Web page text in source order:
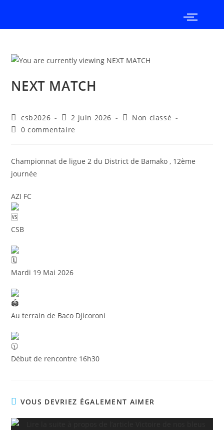
NEXT MATCH
csb2026 2 juin 2026
Non classé
0 commentaire
Championnat de ligue 2 du District de Bamako , 12ème
journée
AZI FC
CSB
Mardi 19 Mai 2026
Au terrain de Baco Djicoroni
Début de rencontre 16h30
VOUS DEVRIEZ ÉGALEMENT AIMER